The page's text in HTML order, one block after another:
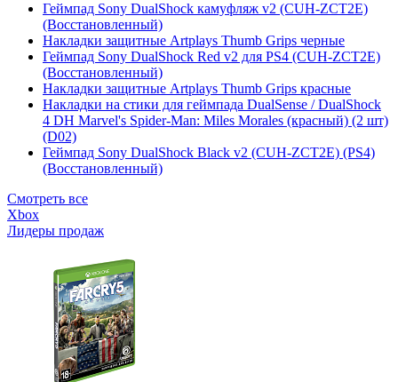
Геймпад Sony DualShock камуфляж v2 (CUH-ZCT2E)
(Восстановленный)
Накладки защитные Artplays Thumb Grips черные
Геймпад Sony DualShock Red v2 для PS4 (CUH-ZCT2E)
(Восстановленный)
Накладки защитные Artplays Thumb Grips красные
Накладки на стики для геймпада DualSense / DualShock
4 DH Marvel's Spider-Man: Miles Morales (красный) (2 шт)
(D02)
Геймпад Sony DualShock Black v2 (CUH-ZCT2E) (PS4)
(Восстановленный)
Смотреть все
Xbox
Лидеры продаж